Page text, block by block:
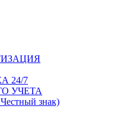
24/7
УЧЕТА
знак)